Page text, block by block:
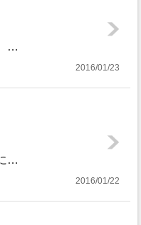
台湾にくる前の注意事項として、あまりいい革製品はもってこないほうがいいというのがあります。湿気が年間通してとてつもないので、とても痛みやすいです。それにあ...
2016/01/23
住んでいると台北市内から空港にいくことが多くなります。日本から近いから行きやすいという理由で思った以上に友達や家族が遊びにくる機会があり、迎えに行くことが...
2016/01/22